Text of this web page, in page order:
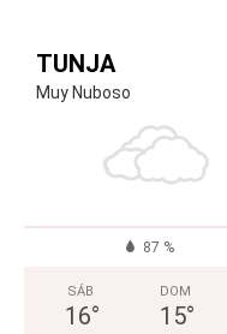
TUNJA
Muy Nuboso
87 %
SÁB
16°
DOM
15°